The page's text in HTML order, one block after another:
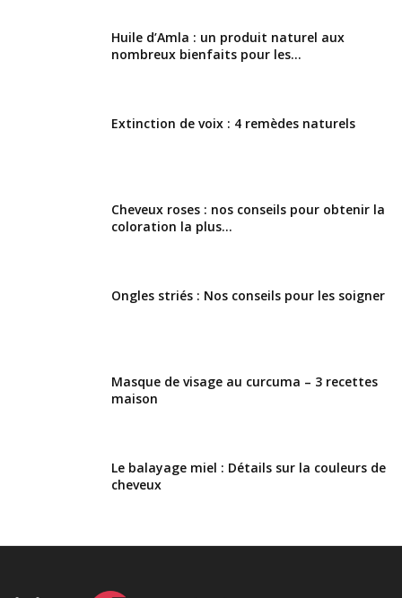
Huile d’Amla : un produit naturel aux
nombreux bienfaits pour les...
Extinction de voix : 4 remèdes naturels
Cheveux roses : nos conseils pour obtenir la
coloration la plus...
Ongles striés : Nos conseils pour les soigner
Masque de visage au curcuma – 3 recettes
maison
Le balayage miel : Détails sur la couleurs de
cheveux